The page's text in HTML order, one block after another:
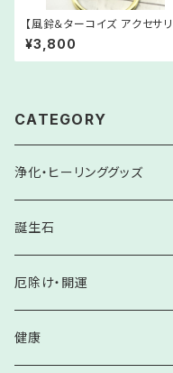
【風鈴＆ターコイズ アクセサリ
ー】【ピアス／イヤリング選択で
きます】
¥3,800
CATEGORY
浄化・ヒーリンググッズ
サザレ
水晶
水晶系（ローズクォーツ・アメジス
ヒーリングチューナー
浄化アイテム
誕生石
ホロスコープ
誕生石
厄除け・開運
厄除け・邪気払い
健康